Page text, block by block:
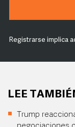
Registrarse implica
LEE
Trump